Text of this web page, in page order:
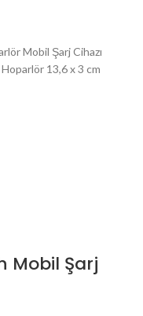
Mobil Şarj Cihazı
13,6 x 3 cm
Mobil Şarj